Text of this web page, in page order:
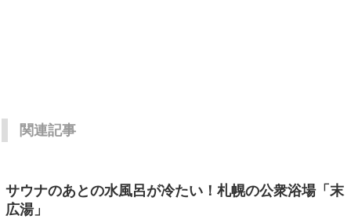
関連記事
サウナのあとの水風呂が冷たい！札幌の公衆浴場「末
広湯」